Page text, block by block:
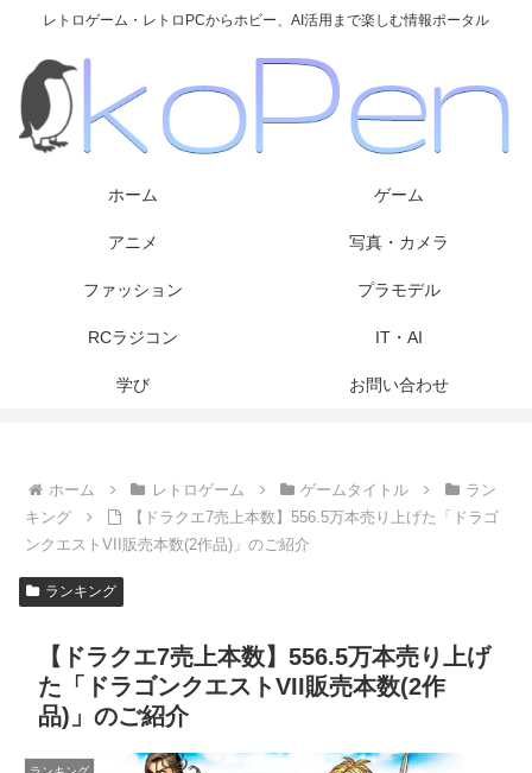
レトロゲーム・レトロPCからホビー、AI活用まで楽しむ情報ポータル
ホーム ゲーム
アニメ 写真・カメラ
ファッション プラモデル
RCラジコン IT・AI
学び お問い合わせ
ホーム レトロゲーム ゲームタイトル
ラン
キング
【ドラクエ7売上本数】556.5万本売り上げた「ドラゴ
ンクエストVII販売本数(2作品)」のご紹介
ランキング
【ドラクエ7売上本数】556.5万本売り上げ
た「ドラゴンクエストVII販売本数(2作
品)」のご紹介